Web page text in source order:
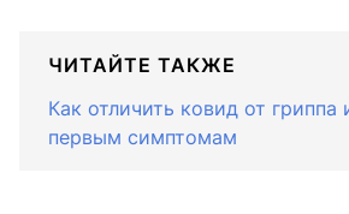
ЧИТАЙТЕ ТАКЖЕ
Как отличить ковид от гриппа
первым симптомам